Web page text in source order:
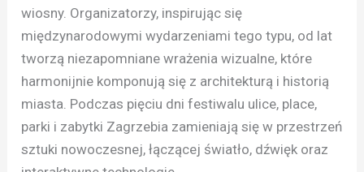
wiosny. Organizatorzy, inspirując się
międzynarodowymi wydarzeniami tego typu, od lat
tworzą niezapomniane wrażenia wizualne, które
harmonijnie komponują się z architekturą i historią
miasta. Podczas pięciu dni festiwalu ulice, place,
parki i zabytki Zagrzebia zamieniają się w przestrzeń
sztuki nowoczesnej, łączącej światło, dźwięk oraz